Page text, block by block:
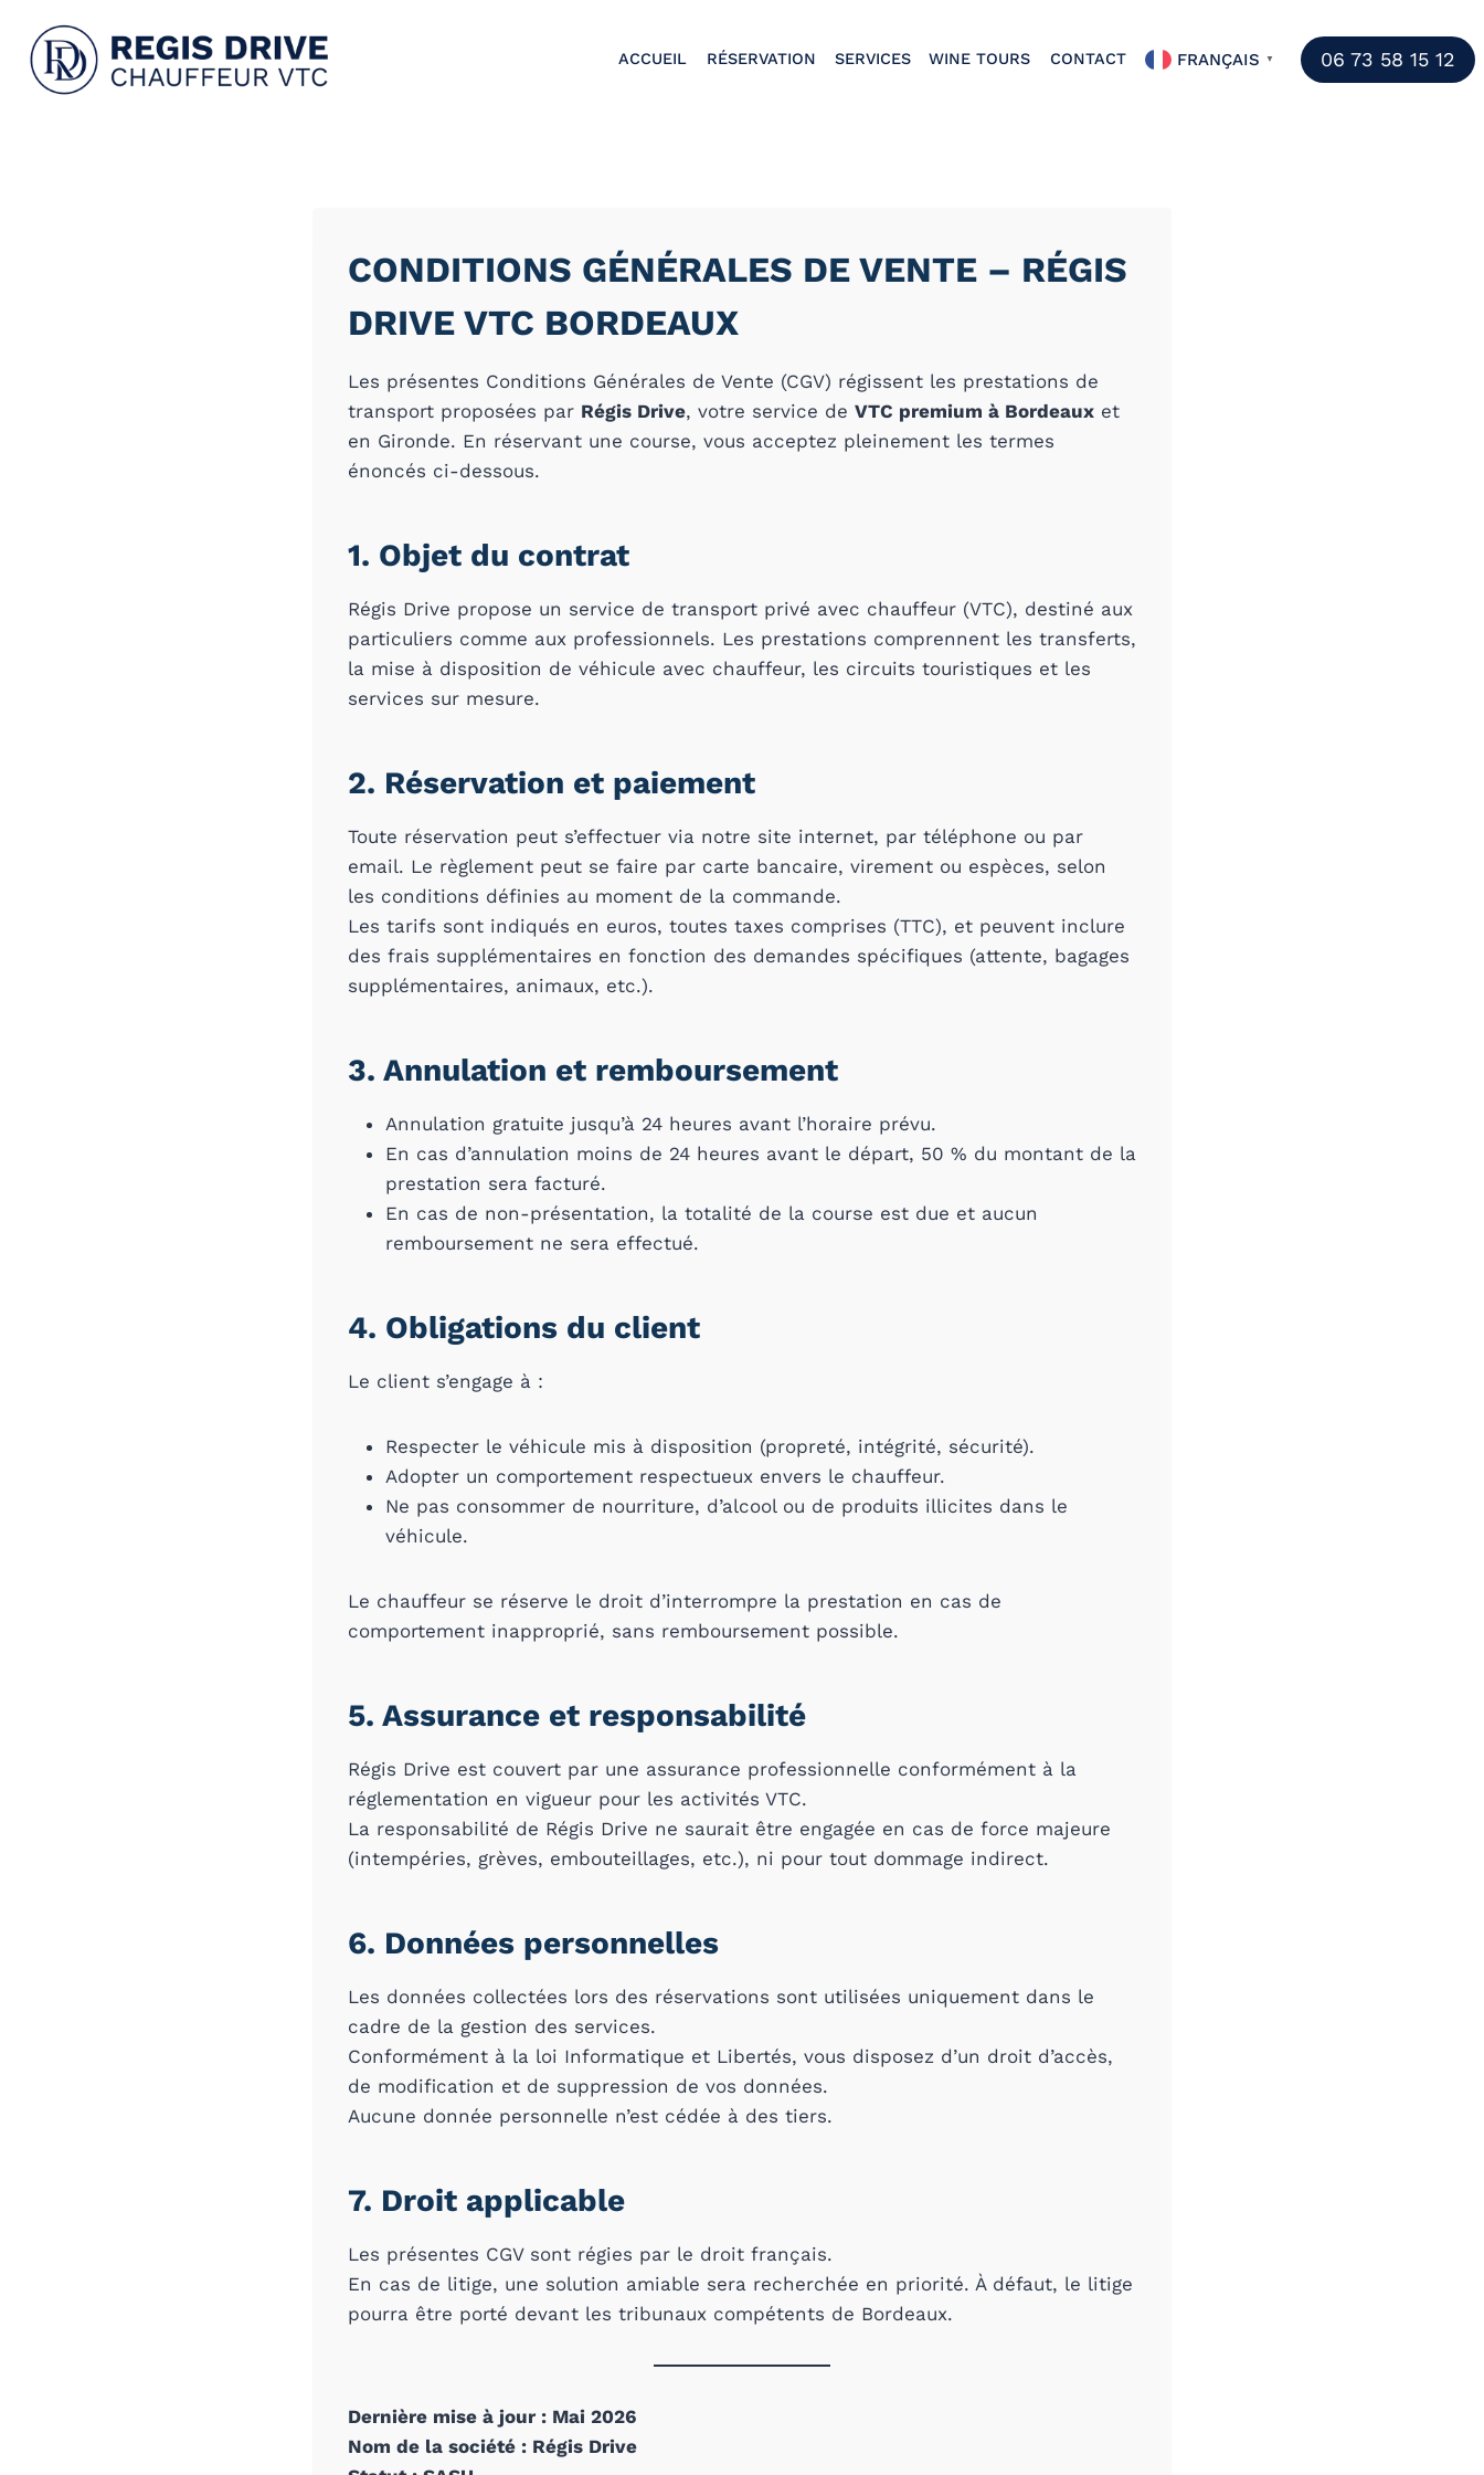
contenu
ACCUEIL RÉSERVATION SERVICES WINE TOURS CONTACT FRANÇAIS ▼ 06 73 58 15 12
CONDITIONS GÉNÉRALES DE VENTE – RÉGIS
DRIVE VTC BORDEAUX
Les présentes Conditions Générales de Vente (CGV) régissent les prestations de
transport proposées par Régis Drive, votre service de VTC premium à Bordeaux et
en Gironde. En réservant une course, vous acceptez pleinement les termes
énoncés ci-dessous.
1. Objet du contrat
Régis Drive propose un service de transport privé avec chauffeur (VTC), destiné aux
particuliers comme aux professionnels. Les prestations comprennent les transferts,
la mise à disposition de véhicule avec chauffeur, les circuits touristiques et les
services sur mesure.
2. Réservation et paiement
Toute réservation peut s’effectuer via notre site internet, par téléphone ou par
email. Le règlement peut se faire par carte bancaire, virement ou espèces, selon
les conditions définies au moment de la commande.
Les tarifs sont indiqués en euros, toutes taxes comprises (TTC), et peuvent inclure
des frais supplémentaires en fonction des demandes spécifiques (attente, bagages
supplémentaires, animaux, etc.).
3. Annulation et remboursement
Annulation gratuite jusqu’à 24 heures avant l’horaire prévu.
En cas d’annulation moins de 24 heures avant le départ, 50 % du montant de la
prestation sera facturé.
En cas de non-présentation, la totalité de la course est due et aucun
remboursement ne sera effectué.
4. Obligations du client
Le client s’engage à :
Respecter le véhicule mis à disposition (propreté, intégrité, sécurité).
Adopter un comportement respectueux envers le chauffeur.
Ne pas consommer de nourriture, d’alcool ou de produits illicites dans le
véhicule.
Le chauffeur se réserve le droit d’interrompre la prestation en cas de
comportement inapproprié, sans remboursement possible.
5. Assurance et responsabilité
Régis Drive est couvert par une assurance professionnelle conformément à la
réglementation en vigueur pour les activités VTC.
La responsabilité de Régis Drive ne saurait être engagée en cas de force majeure
(intempéries, grèves, embouteillages, etc.), ni pour tout dommage indirect.
6. Données personnelles
Les données collectées lors des réservations sont utilisées uniquement dans le
cadre de la gestion des services.
Conformément à la loi Informatique et Libertés, vous disposez d’un droit d’accès,
de modification et de suppression de vos données.
Aucune donnée personnelle n’est cédée à des tiers.
7. Droit applicable
Les présentes CGV sont régies par le droit français.
En cas de litige, une solution amiable sera recherchée en priorité. À défaut, le litige
pourra être porté devant les tribunaux compétents de Bordeaux.
Dernière mise à jour : Mai 2026
Nom de la société : Régis Drive